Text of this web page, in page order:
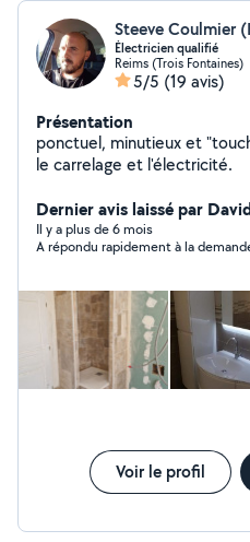
Steeve Coulmier
Électricien qualifié
Reims (Trois Fontaines)
5/5 (19 avis)
Présentation
ponctuel, minutieux et
le carrelage et l'électricité.
Dernier avis laissé par
Il y a plus de 6 mois
A répondu rapidement à la
Voir le profil